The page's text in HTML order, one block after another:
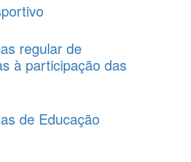
regular de
à participação das
de Educação